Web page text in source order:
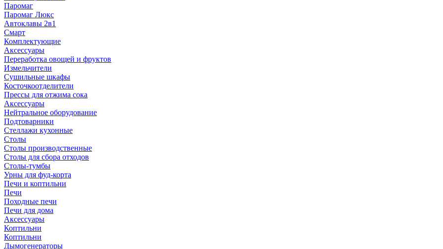
Паромаг
Паромаг Люкс
Автоклавы 2в1
Смарт
Комплектующие
Аксессуары
Переработка овощей и фруктов
Измельчители
Сушильные шкафы
Косточкоотделители
Прессы для отжима сока
Аксессуары
Нейтральное оборудование
Подтоварники
Стеллажи кухонные
Столы
Столы производственные
Столы для сбора отходов
Столы-тумбы
Урны для фуд-корта
Печи и коптильни
Печи
Походные печи
Печи для дома
Аксессуары
Коптильни
Коптильни
Дымогенераторы